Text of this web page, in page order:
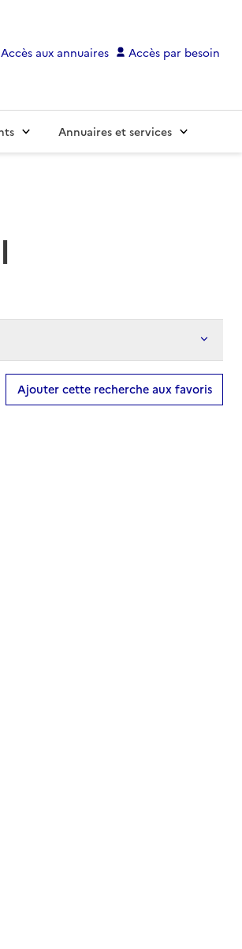
Accès aux annuaires Accès par besoin
Annuaires et services
Ajouter cette recherche aux favoris